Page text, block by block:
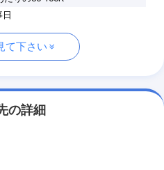
て下さい
の詳細